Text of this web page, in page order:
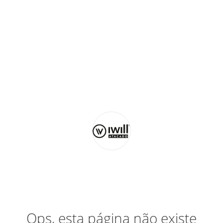
Ops, esta página não existe